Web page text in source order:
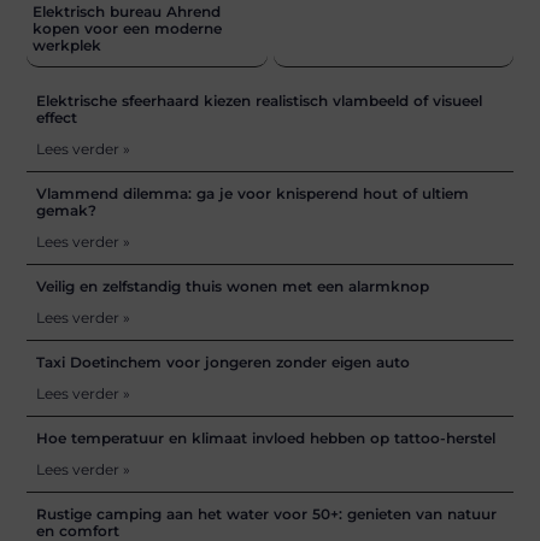
Elektrisch bureau Ahrend
kopen voor een moderne
werkplek
Elektrische sfeerhaard kiezen realistisch vlambeeld of visueel
effect
Lees verder »
Vlammend dilemma: ga je voor knisperend hout of ultiem
gemak?
Lees verder »
Veilig en zelfstandig thuis wonen met een alarmknop
Lees verder »
Taxi Doetinchem voor jongeren zonder eigen auto
Lees verder »
Hoe temperatuur en klimaat invloed hebben op tattoo-herstel
Lees verder »
Rustige camping aan het water voor 50+: genieten van natuur
en comfort